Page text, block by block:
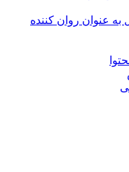
به عنوان روان کننده